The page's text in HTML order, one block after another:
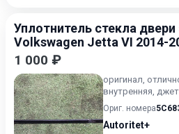
Уплотнитель стекла
Volkswagen Jetta VI 2014-
1 000 ₽
оригинал,
внутренняя,
Ориг. номера
Autoritet+